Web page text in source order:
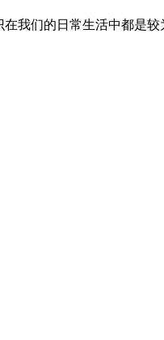
我们的日常生活中都是